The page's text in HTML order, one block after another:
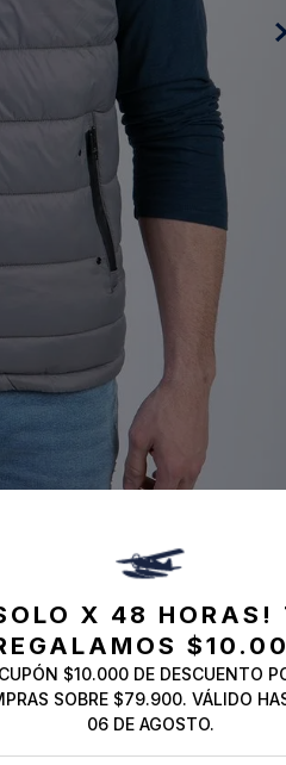
X 48 HORAS!
CUPÓN $10.000 DE DESCUENTO
SOBRE $79.900. VÁLIDO
06 DE AGOSTO.